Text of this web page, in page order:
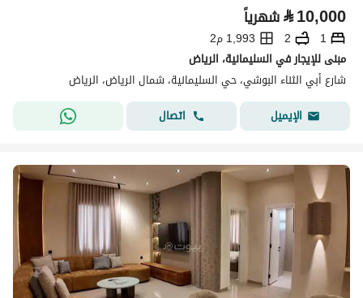
⃁10,000 شهرياً
1
2
1,993 م2
مبنى للإيجار في السليمانية، الرياض
شارع أبي الثناء البوشي، حي السليمانية، شمال الرياض، الرياض
الإيميل
اتصال